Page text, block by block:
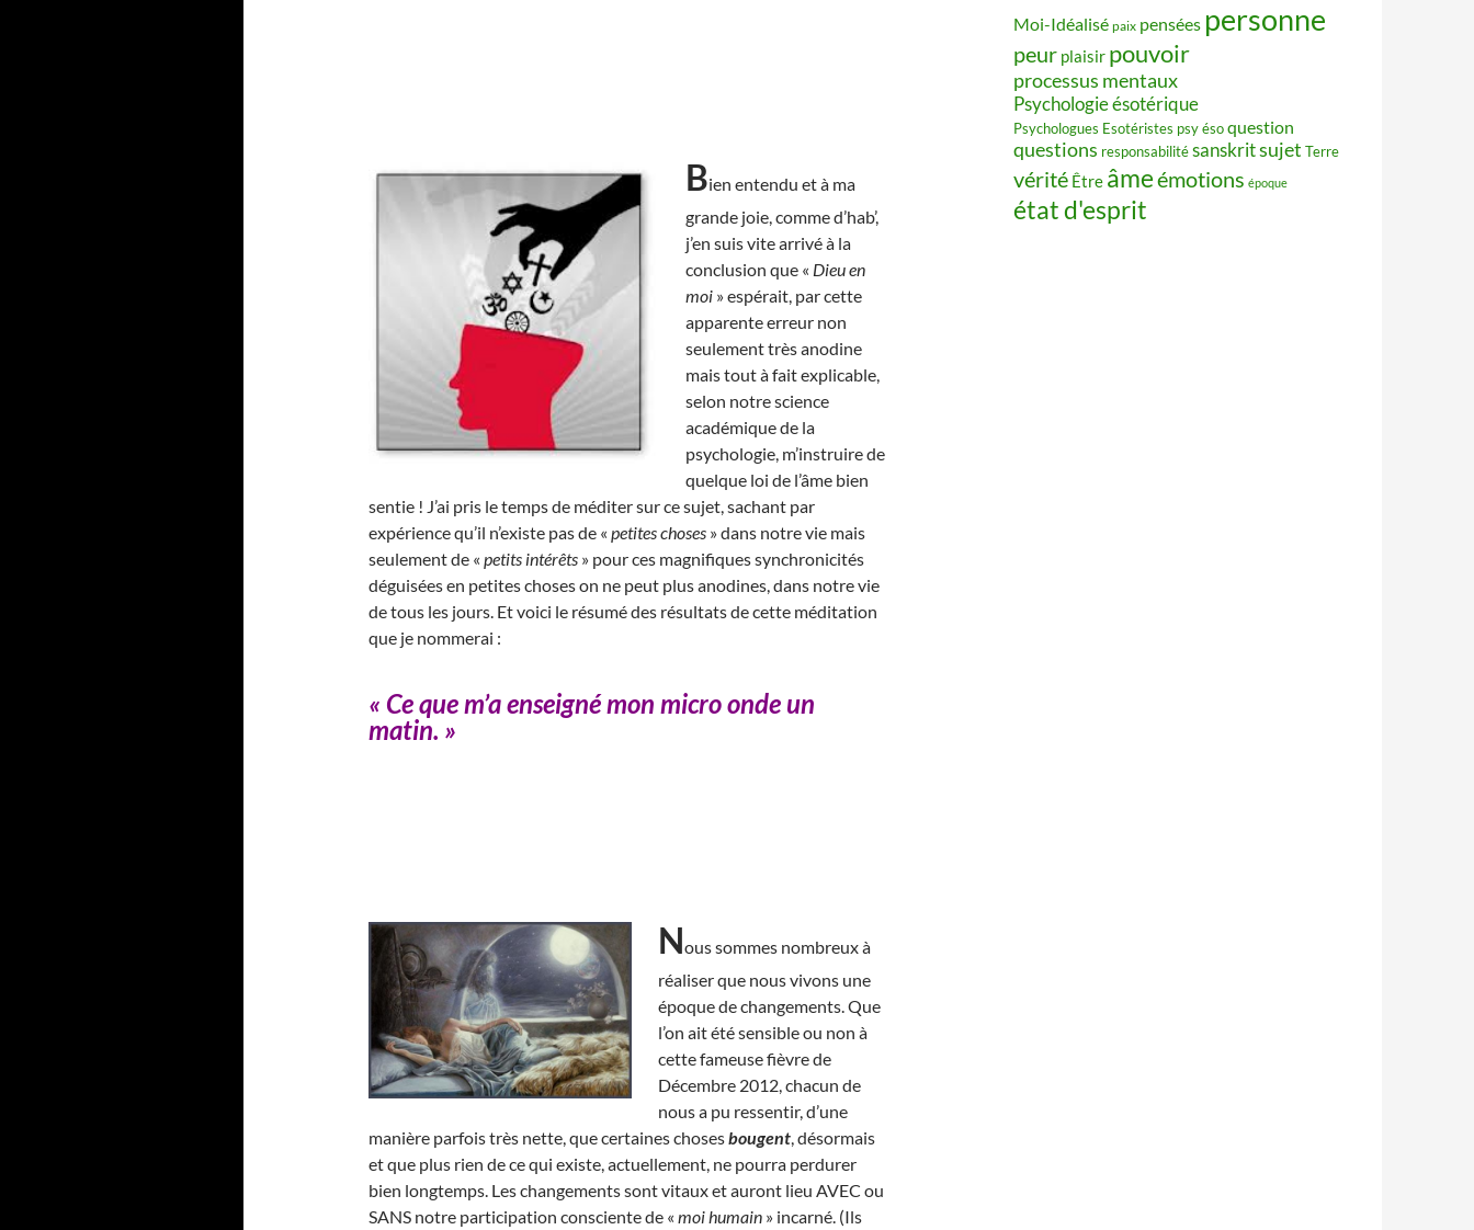
Bien entendu et à ma
grande joie, comme d’hab’,
j’en suis vite arrivé à la
conclusion que « Dieu en
moi » espérait, par cette
apparente erreur non
seulement très anodine
mais tout à fait explicable,
selon notre science
académique de la
psychologie, m’instruire de
quelque loi de l’âme bien
sentie ! J’ai pris le temps de méditer sur ce sujet, sachant par
expérience qu’il n’existe pas de « petites choses » dans notre vie mais
seulement de « petits intérêts » pour ces magnifiques synchronicités
déguisées en petites choses on ne peut plus anodines, dans notre vie
de tous les jours. Et voici le résumé des résultats de cette méditation
que je nommerai :
« Ce que m’a enseigné mon micro onde un
matin. »
Nous sommes nombreux à
réaliser que nous vivons une
époque de changements. Que
l’on ait été sensible ou non à
cette fameuse fièvre de
Décembre 2012, chacun de
nous a pu ressentir, d’une
manière parfois très nette, que certaines chosesbougent, désormais
et que plus rien de ce qui existe, actuellement, ne pourra perdurer
bien longtemps. Les changements sont vitaux et auront lieu AVEC ou
SANS notre participation consciente de « moi humain » incarné. (Ils
Moi-Idéalisé paix pensées personne
peur plaisir pouvoir
processus mentaux
Psychologie ésotérique
Psychologues Esotéristes psy ésoquestion
questions responsabilitésanskritsujet Terre
vérité Être âmeémotions époque
état d'esprit